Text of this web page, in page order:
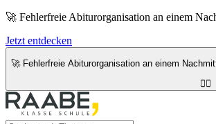
🚀 Fehlerfreie Abiturorganisation an einem
Jetzt entdecken
🚀 Fehlerfreie Abiturorganisation an einem
